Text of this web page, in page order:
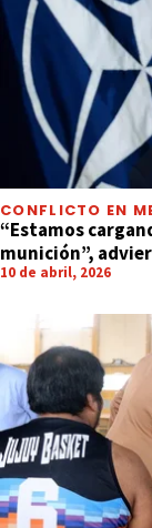
CONFLICTO EN
“Estamos
munición”,
10 de abril, 2026